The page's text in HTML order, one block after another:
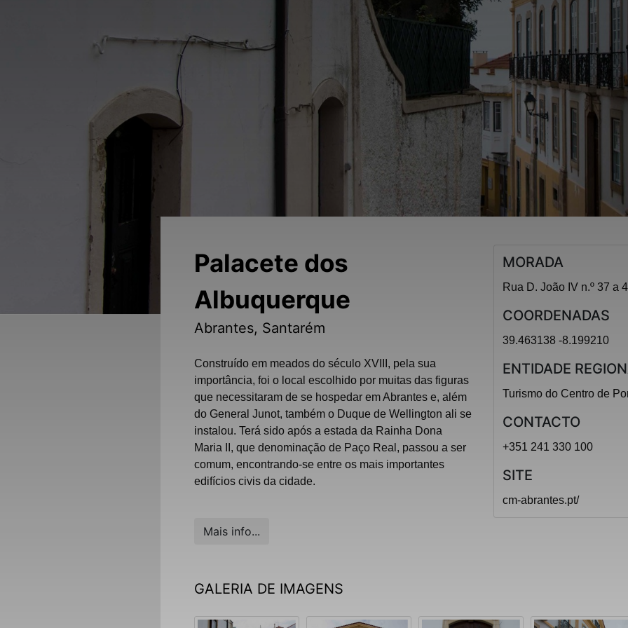
Palacete dos
Albuquerque
Abrantes, Santarém
Construído em meados do século XVIII, pela sua
importância, foi o local escolhido por muitas das figuras
que necessitaram de se hospedar em Abrantes e, além
do General Junot, também o Duque de Wellington ali se
instalou. Terá sido após a estada da Rainha Dona
Maria II, que denominação de Paço Real, passou a ser
comum, encontrando-se entre os mais importantes
edifícios civis da cidade.
Mais info...
MORADA
Rua D. João IV n.º 37 a
COORDENADAS
39.463138 -8.199210
ENTIDADE
Turismo do Centro de
CONTACTO
+351 241 330 100
SITE
cm-abrantes.pt/
GALERIA DE IMAGENS